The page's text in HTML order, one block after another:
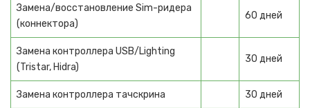
СРЕДСТВА ЗА УХОДОМ
Электро зубные щетки
Машинки для стрижки
Замена/восстановление Sim-ридера
(коннектора)
60 дней
Замена контроллера USB/Lighting
(Tristar, Hidra)
30 дней
Замена контроллера тачскрина 30 дней